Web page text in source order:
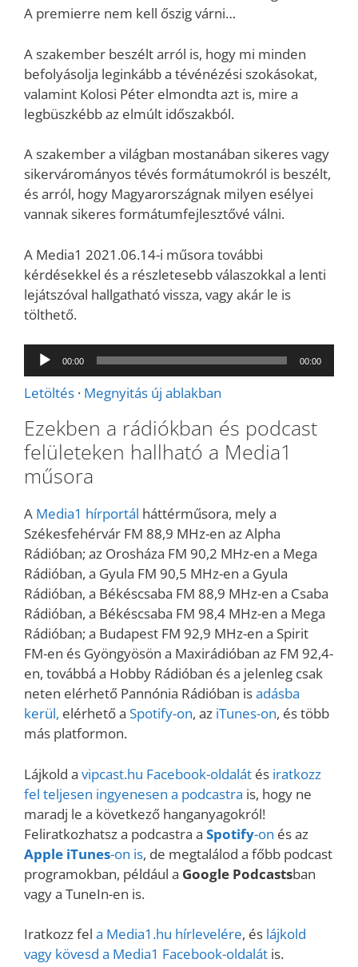
A premierre nem kell őszig várni…
A szakember beszélt arról is, hogy mi minden
befolyásolja leginkább a tévénézési szokásokat,
valamint Kolosi Péter elmondta azt is, mire a
legbüszkébb az elmúlt időszakból.
A szakember a világban mostanában sikeres vagy
sikervárományos tévés formátumokról is beszélt,
és arról, hogy Magyarországnak milyen esélyei
vannak sikeres formátumfejlesztővé válni.
A Media1 2021.06.14-i műsora további
kérdésekkel és a részletesebb válaszokkal a lenti
lejátszóval hallgatható vissza, vagy akár le is
tölthető.
Audió
lejátszó
00:00 00:00
Letöltés · Megnyitás új ablakban
Ezekben a rádiókban és podcast
felületeken hallható a Media1
műsora
A Media1 hírportál háttérműsora, mely a
Székesfehérvár FM 88,9 MHz-en az Alpha
Rádióban; az Orosháza FM 90,2 MHz-en a Mega
Rádióban, a Gyula FM 90,5 MHz-en a Gyula
Rádióban, a Békéscsaba FM 88,9 MHz-en a Csaba
Rádióban, a Békéscsaba FM 98,4 MHz-en a Mega
Rádióban; a Budapest FM 92,9 MHz-en a Spirit
FM-en és Gyöngyösön a Maxirádióban az FM 92,4-
en, továbbá a Hobby Rádióban és a jelenleg csak
neten elérhető Pannónia Rádióban isadásba
kerül, elérhető a Spotify-on, az iTunes-on, és több
más platformon.
Lájkold a vipcast.hu Facebook-oldalát és iratkozz
fel teljesen ingyenesen a podcastra is, hogy ne
maradj le a következő hanganyagokról!
Feliratkozhatsz a podcastra a Spotify-on és az
Apple iTunes-on is, de megtalálod a főbb podcast
programokban, például a Google Podcastsban
vagy a TuneIn-en is.
Iratkozz fel a Media1.hu hírlevelére, és lájkold
vagy kövesd a Media1 Facebook-oldalát is.